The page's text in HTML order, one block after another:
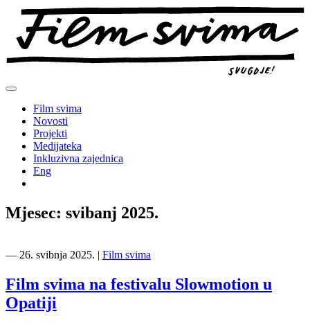
Preskoči
sadržaj
Film svima
Novosti
Projekti
Medijateka
Inkluzivna zajednica
Eng
Mjesec: svibanj 2025.
― 26. svibnja 2025. | Film svima
Film svima na festivalu Slowmotion u
Opatiji